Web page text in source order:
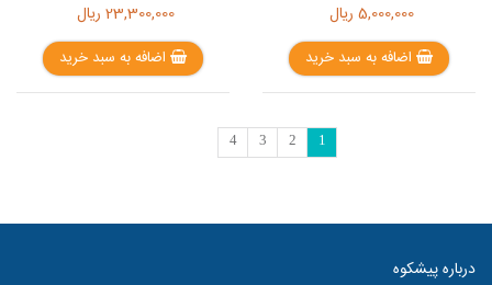
5,000,000 ریال
اضافه به سبد خرید
23,300,000 ریال
اضافه به سبد خرید
1
2
3
4
درباره پیشکوه